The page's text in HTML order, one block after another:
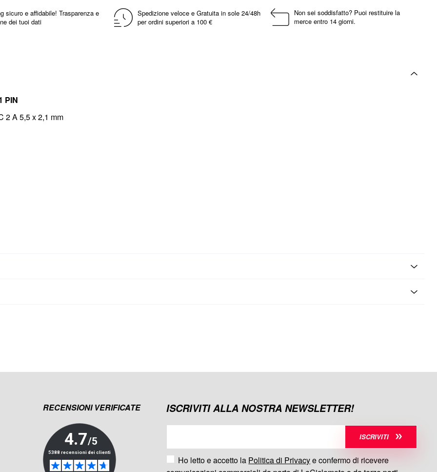
sicuro e affidabile! Trasparenza e
dei tuoi dati
Spedizione veloce e Gratuita in sole 24/48h
per ordini superiori a 100 €
Non sei soddisfatto? Puoi restituire la
merce entro 14 giorni.
PIN
2 A 5,5 x 2,1 mm
RECENSIONI VERIFICATE ISCRIVITI ALLA NOSTRA NEWSLETTER!
ISCRIVITI
Ho letto e accetto la Politica di Privacye confermo di ricevere